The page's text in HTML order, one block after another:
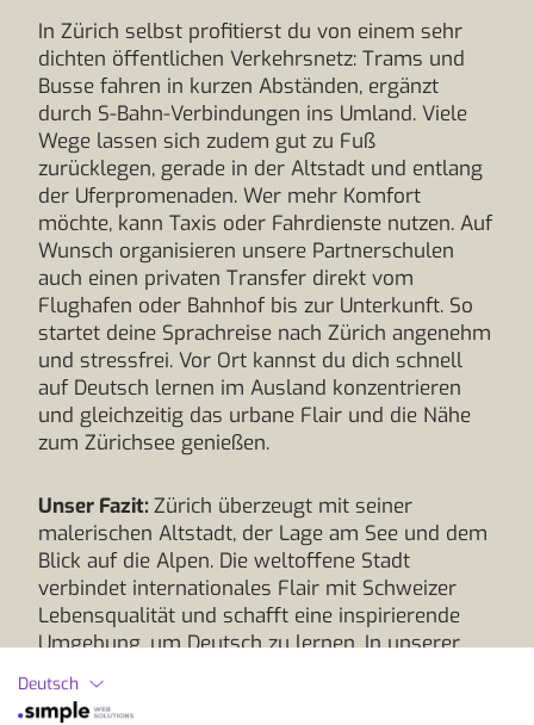
In Zürich selbst profitierst du von einem sehr
dichten öffentlichen Verkehrsnetz: Trams und
Busse fahren in kurzen Abständen, ergänzt
durch S-Bahn-Verbindungen ins Umland. Viele
Wege lassen sich zudem gut zu Fuß
zurücklegen, gerade in der Altstadt und entlang
der Uferpromenaden. Wer mehr Komfort
möchte, kann Taxis oder Fahrdienste nutzen. Auf
Wunsch organisieren unsere Partnerschulen
auch einen privaten Transfer direkt vom
Flughafen oder Bahnhof bis zur Unterkunft. So
startet deine Sprachreise nach Zürich angenehm
und stressfrei. Vor Ort kannst du dich schnell
auf Deutsch lernen im Ausland konzentrieren
und gleichzeitig das urbane Flair und die Nähe
zum Zürichsee genießen.
Unser Fazit: Zürich überzeugt mit seiner
malerischen Altstadt, der Lage am See und dem
Blick auf die Alpen. Die weltoffene Stadt
verbindet internationales Flair mit Schweizer
Lebensqualität und schafft eine inspirierende
Umgebung, um Deutsch zu lernen. In unserer
Sprachschule triffst du Teilnehmende aus aller
Welt und profitierst von persönlichem
Deutsch